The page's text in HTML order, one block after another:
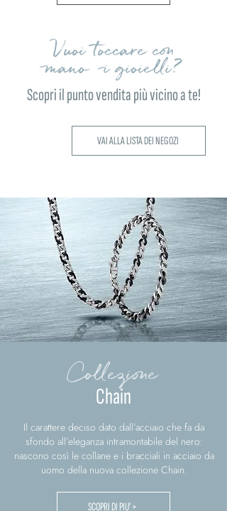
Vuoi toccare con
mano i gioielli?
Scopri il punto vendita più vicino a te!
VAI ALLA LISTA DEI NEGOZI
Collezione
Chain
Il carattere deciso dato dall’acciaio che fa da
sfondo all’eleganza intramontabile del nero:
nascono così le collane e i bracciali in acciaio da
uomo della nuova collezione Chain.
SCOPRI DI PIU' >